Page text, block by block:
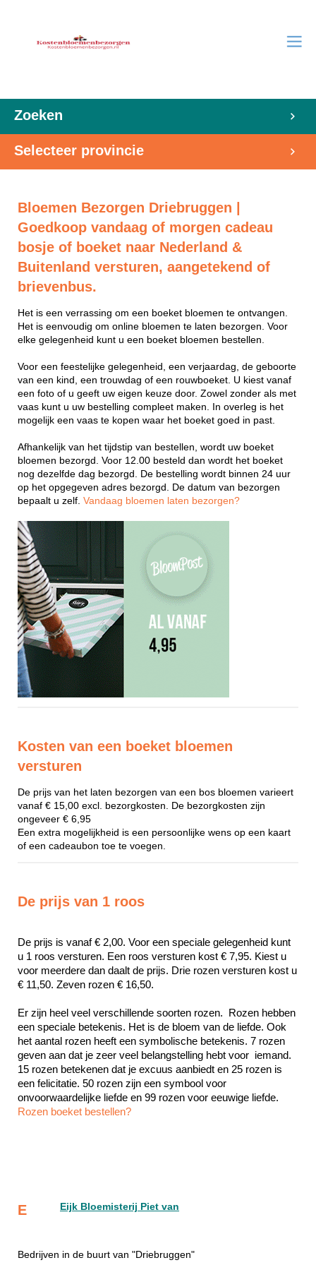
Zoeken
Selecteer provincie
Bloemen Bezorgen Driebruggen |
Goedkoop vandaag of morgen cadeau
bosje of boeket naar Nederland &
Buitenland versturen, aangetekend of
brievenbus.
Het is een verrassing om een boeket bloemen te ontvangen.
Het is eenvoudig om online bloemen te laten bezorgen. Voor
elke gelegenheid kunt u een boeket bloemen bestellen.
Voor een feestelijke gelegenheid, een verjaardag, de geboorte
van een kind, een trouwdag of een rouwboeket. U kiest vanaf
een foto of u geeft uw eigen keuze door. Zowel zonder als met
vaas kunt u uw bestelling compleet maken. In overleg is het
mogelijk een vaas te kopen waar het boeket goed in past.
Afhankelijk van het tijdstip van bestellen, wordt uw boeket
bloemen bezorgd. Voor 12.00 besteld dan wordt het boeket
nog dezelfde dag bezorgd. De bestelling wordt binnen 24 uur
op het opgegeven adres bezorgd. De datum van bezorgen
bepaalt u zelf. Vandaag bloemen laten bezorgen?
Kosten van een boeket bloemen
versturen
De prijs van het laten bezorgen van een bos bloemen varieert
vanaf € 15,00 excl. bezorgkosten. De bezorgkosten zijn
ongeveer € 6,95
Een extra mogelijkheid is een persoonlijke wens op een kaart
of een cadeaubon toe te voegen.
De prijs van 1 roos
De prijs is vanaf € 2,00. Voor een speciale gelegenheid kunt
u 1 roos versturen. Een roos versturen kost € 7,95. Kiest u
voor meerdere dan daalt de prijs. Drie rozen versturen kost u
€ 11,50. Zeven rozen € 16,50.
Er zijn heel veel verschillende soorten rozen.  Rozen hebben
een speciale betekenis. Het is de bloem van de liefde. Ook
het aantal rozen heeft een symbolische betekenis. 7 rozen
geven aan dat je zeer veel belangstelling hebt voor  iemand.
15 rozen betekenen dat je excuus aanbiedt en 25 rozen is
een felicitatie. 50 rozen zijn een symbool voor
Rozen boeket bestellen?
E Eijk Bloemisterij Piet van
Bedrijven in de buurt van "Driebruggen"